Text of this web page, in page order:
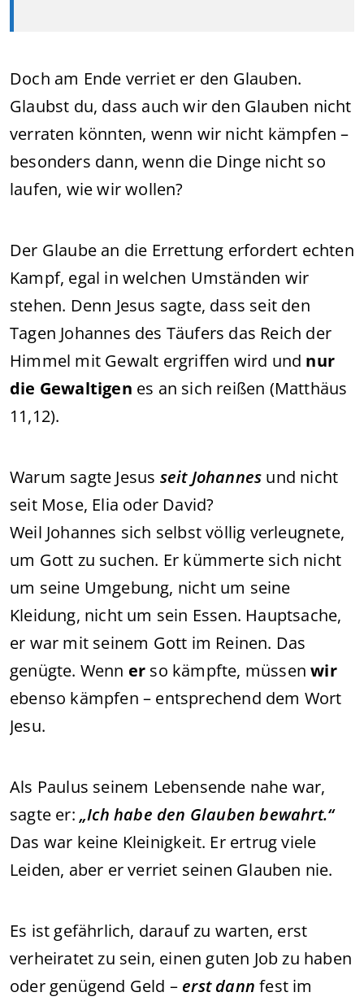
Doch am Ende verriet er den Glauben.
Glaubst du, dass auch wir den Glauben nicht
verraten könnten, wenn wir nicht kämpfen –
besonders dann, wenn die Dinge nicht so
laufen, wie wir wollen?
Der Glaube an die Errettung erfordert echten
Kampf, egal in welchen Umständen wir
stehen. Denn Jesus sagte, dass seit den
Tagen Johannes des Täufers das Reich der
Himmel mit Gewalt ergriffen wird und nur
die Gewaltigen es an sich reißen (Matthäus
11,12).
Warum sagte Jesus seit Johannes und nicht
seit Mose, Elia oder David?
Weil Johannes sich selbst völlig verleugnete,
um Gott zu suchen. Er kümmerte sich nicht
um seine Umgebung, nicht um seine
Kleidung, nicht um sein Essen. Hauptsache,
er war mit seinem Gott im Reinen. Das
genügte. Wenn er so kämpfte, müssenwir
ebenso kämpfen – entsprechend dem Wort
Jesu.
Als Paulus seinem Lebensende nahe war,
sagte er: „Ich habe den Glauben bewahrt.“
Das war keine Kleinigkeit. Er ertrug viele
Leiden, aber er verriet seinen Glauben nie.
Es ist gefährlich, darauf zu warten, erst
verheiratet zu sein, einen guten Job zu haben
oder genügend Geld – erst dann fest im